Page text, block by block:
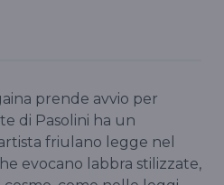
prende avvio per
di Pasolini ha un
friulano legge nel
evocano labbra stilizzate,